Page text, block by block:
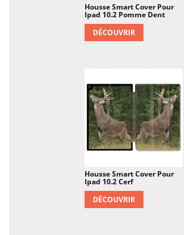
Housse Smart Cover Pour
Ipad 10.2 Pomme Dent
DÉCOUVRIR
Housse Smart Cover Pour
Ipad 10.2 Cerf
DÉCOUVRIR